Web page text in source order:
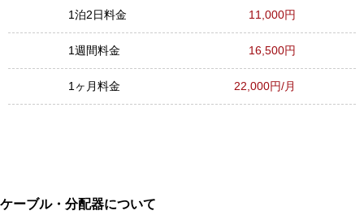
1泊2日料金 11,000円
1週間料金 16,500円
1ヶ月料金 22,000円/月
ケーブル・分配器について